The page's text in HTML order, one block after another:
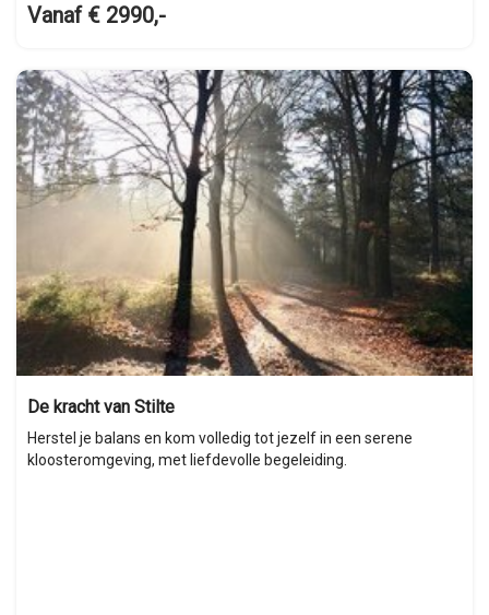
Vanaf € 2990,-
De kracht van Stilte
Herstel je balans en kom volledig tot jezelf in een serene
kloosteromgeving, met liefdevolle begeleiding.